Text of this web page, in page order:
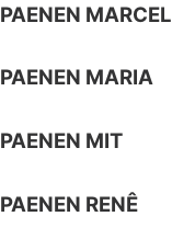
PAENEN MARCEL
PAENEN MARIA
PAENEN MIT
PAENEN RENÊ